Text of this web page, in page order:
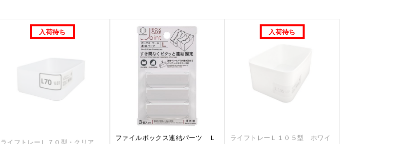
ライフトレーＬ７０型・クリア
ファイルボックス連結パーツ Ｌ
ライフトレーＬ１０５型 ホワイ